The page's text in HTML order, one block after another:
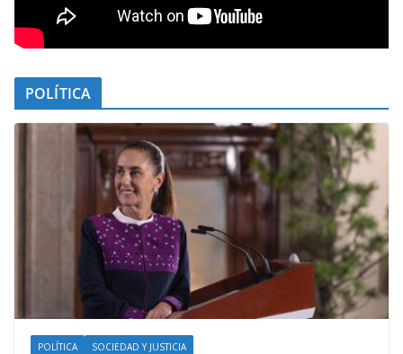
POLÍTICA
POLÍTICA SOCIEDAD Y JUSTICIA